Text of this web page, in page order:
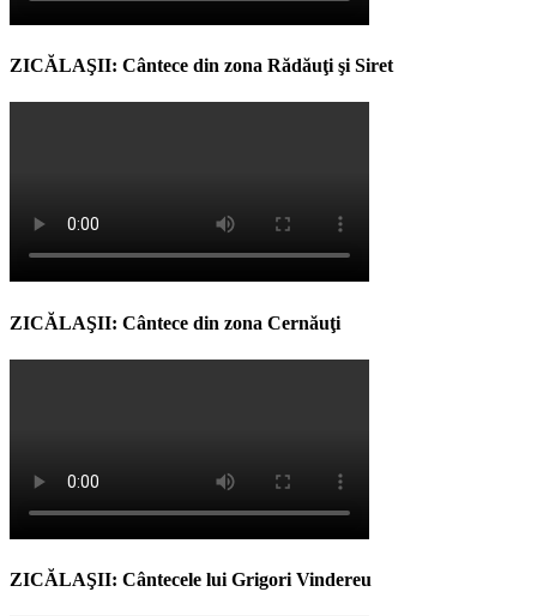
ZICĂLAŞII: Cântece din zona Rădăuţi şi Siret
ZICĂLAŞII: Cântece din zona Cernăuţi
ZICĂLAŞII: Cântecele lui Grigori Vindereu